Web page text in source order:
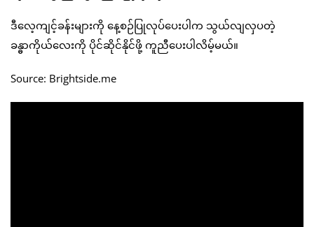
ဒီလေ့ကျင့်ခန်းများကို နေ့စဉ်ပြုလုပ်ပေးပါက သွယ်လျလှပတဲ့
ခန္ဓာကိုယ်လေးကို ပိုင်ဆိုင်နိုင်ဖို့ ကူညီပေးပါလိမ့်မယ်။
Source: Brightside.me